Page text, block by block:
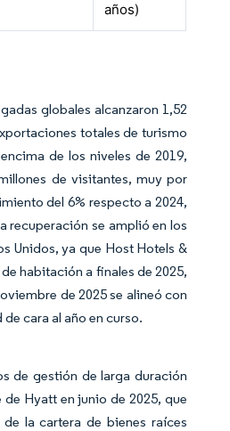
años)
globales alcanzaron 1,52
totales de turismo
de los niveles de 2019,
de visitantes, muy por
del 6% respecto a 2024,
recuperación se amplió en los
Unidos, ya que Host Hotels &
habitación a finales de 2025,
de 2025 se alineó con
cara al año en curso.
de gestión de larga duración
Hyatt en junio de 2025, que
la cartera de bienes raíces